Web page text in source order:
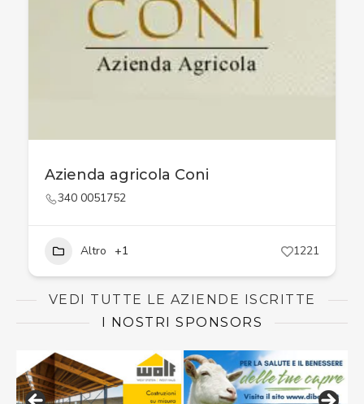
Azienda agricola Coni
340 0051752
Altro +1 1221
VEDI TUTTE LE AZIENDE ISCRITTE
I NOSTRI SPONSORS